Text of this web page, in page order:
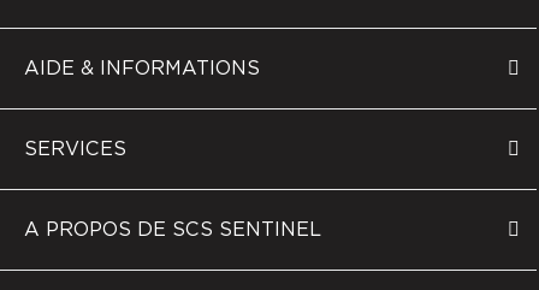
AIDE & INFORMATIONS
SERVICES
A PROPOS DE SCS SENTINEL